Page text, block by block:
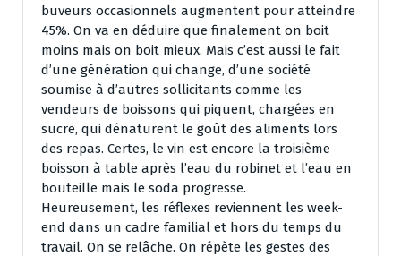
buveurs occasionnels augmentent pour atteindre
45%. On va en déduire que finalement on boit
moins mais on boit mieux. Mais c’est aussi le fait
d’une génération qui change, d’une société
soumise à d’autres sollicitants comme les
vendeurs de boissons qui piquent, chargées en
sucre, qui dénaturent le goût des aliments lors
des repas. Certes, le vin est encore la troisième
boisson à table après l’eau du robinet et l’eau en
bouteille mais le soda progresse.
Heureusement, les réflexes reviennent les week-
end dans un cadre familial et hors du temps du
travail. On se relâche. On répète les gestes des